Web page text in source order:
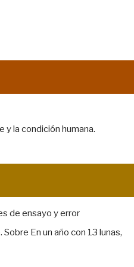
y la condición humana.
de ensayo y error
En un año con 13 lunas,